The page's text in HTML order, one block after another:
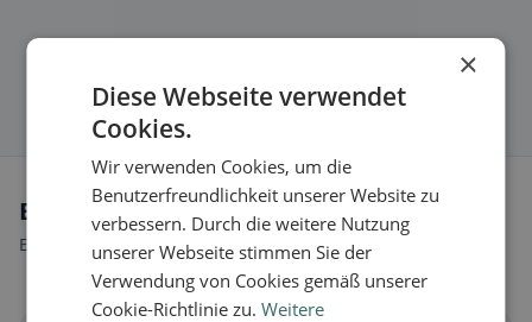
Ernährungsweisen in Vogt
Entdecke Restaurants passend zu deiner Ernährungsweise.
×
Diese Webseite verwendet
Cookies.
Wir verwenden Cookies, um die
Benutzerfreundlichkeit unserer Website zu
verbessern. Durch die weitere Nutzung
unserer Webseite stimmen Sie der
Verwendung von Cookies gemäß unserer
Cookie-Richtlinie zu.Weitere